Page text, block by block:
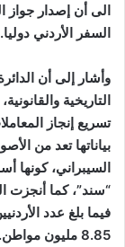
الى أن إصدار جواز
السفر الأردني دوليا.
التاريخية
تسريع إنجاز
بياناتها تعد من
السيبراني، كونها
فيما بلغ عدد
8.85 مليون مواطن.